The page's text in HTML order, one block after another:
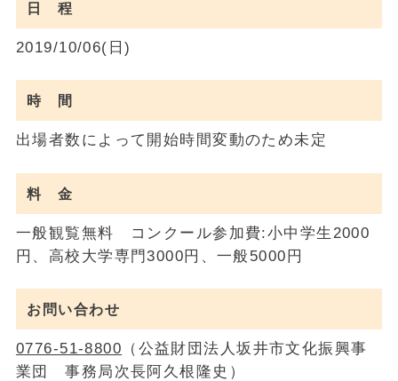
日 程
2019/10/06(日)
時 間
出場者数によって開始時間変動のため未定
料 金
一般観覧無料 コンクール参加費:小中学生2000
円、高校大学専門3000円、一般5000円
お問い合わせ
0776-51-8800 （公益財団法人坂井市文化振興事
業団 事務局次長阿久根隆史）